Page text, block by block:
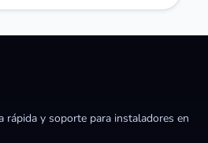
rápida y soporte para instaladores en